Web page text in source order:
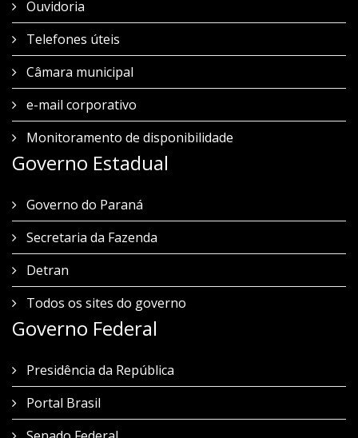
Ouvidoria
Telefones úteis
Câmara municipal
e-mail corporativo
Monitoramento de disponibilidade
Governo Estadual
Governo do Paraná
Secretaria da Fazenda
Detran
Todos os sites do governo
Governo Federal
Presidência da República
Portal Brasil